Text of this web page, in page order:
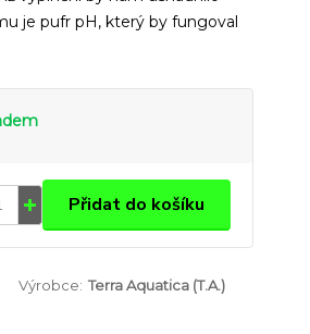
je pufr pH, který by fungoval
Přidat do košíku
Výrobce: Terra Aquatica (T.A.)